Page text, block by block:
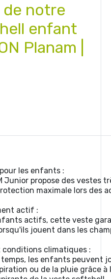
notre
enfant
Planam |
les enfants :
Junior propose des vestes
maximale lors des
actif :
actifs, cette veste
jouent dans les
climatiques :
temps, les enfants peuvent
ou de la pluie grâce à